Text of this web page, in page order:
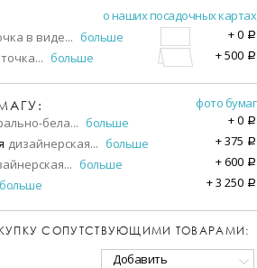
о наших посадочных картах
в виде... больше +0 a
... больше +500 a
фото бумаг
бела... больше +0 a
дизайнерская... больше +375 a
... больше +600 a
больше +3 250 a
СОПУТСТВУЮЩИМИ ТОВАРАМИ:
Добавить